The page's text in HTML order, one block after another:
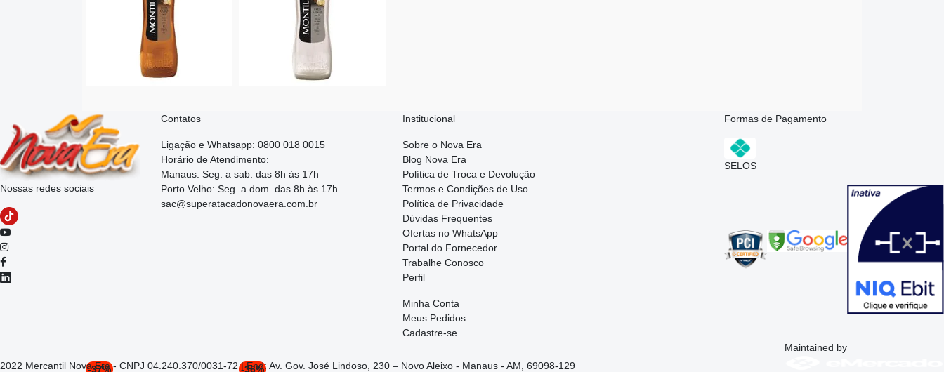
-37% -36%
Nossas redes sociais
Contatos
Ligação e Whatsapp: 0800 018 0015
Horário de Atendimento:
Manaus: Seg. a sab. das 8h às 17h
Porto Velho: Seg. a dom. das 8h às 17h
sac@superatacadonovaera.com.br
Institucional
Sobre o Nova Era
Blog Nova Era
Política de Troca e Devolução
Termos e Condições de Uso
Política de Privacidade
Dúvidas Frequentes
Ofertas no WhatsApp
Portal do Fornecedor
Trabalhe Conosco
Perfil
Minha Conta
Meus Pedidos
Cadastre-se
Formas de Pagamento
SELOS
2022 Mercantil Nova Era - CNPJ 04.240.370/0031-72 | End: Av. Gov. José Lindoso, 230 – Novo Aleixo - Manaus - AM, 69098-129
Maintained by